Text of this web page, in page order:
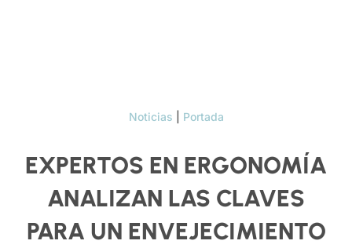
Noticias Portada
EXPERTOS EN ERGONOMÍA
ANALIZAN LAS CLAVES
PARA UN ENVEJECIMIENTO